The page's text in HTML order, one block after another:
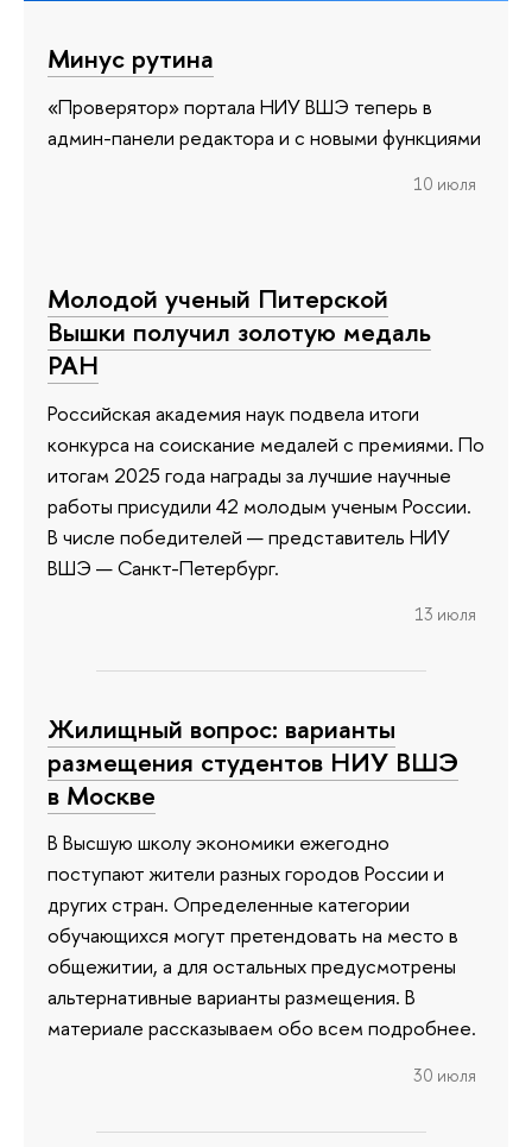
Минус рутина
«Проверятор» портала НИУ ВШЭ теперь в
админ-панели редактора и с новыми функциями
10 июля
Молодой ученый Питерской
Вышки получил золотую медаль
РАН
Российская академия наук подвела итоги
конкурса на соискание медалей с премиями. По
итогам 2025 года награды за лучшие научные
работы присудили 42 молодым ученым России.
В числе победителей — представитель НИУ
ВШЭ — Санкт-Петербург.
13 июля
Жилищный вопрос: варианты
размещения студентов НИУ ВШЭ
в Москве
В Высшую школу экономики ежегодно
поступают жители разных городов России и
других стран. Определенные категории
обучающихся могут претендовать на место в
общежитии, а для остальных предусмотрены
альтернативные варианты размещения. В
материале рассказываем обо всем подробнее.
30 июля